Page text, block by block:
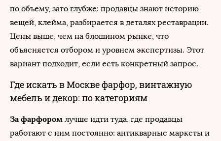
по объему, зато глубже: продавцы знают историю
вещей, клейма, разбирается в деталях реставрации.
Цены выше, чем на блошином рынке, что
объясняется отбором и уровнем экспертизы. Этот
вариант подходит, если есть конкретный запрос.
Где искать в Москве фарфор, винтажную
мебель и декор: по категориям
За фарфором лучше идти туда, где продавцы
работают с ним постоянно: антикварные маркеты и